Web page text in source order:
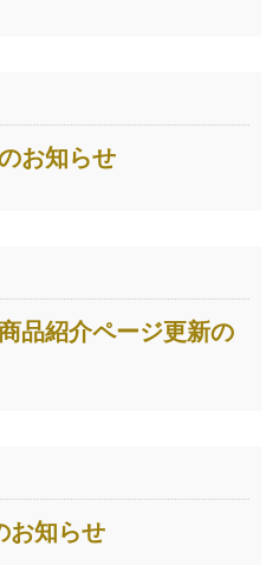
お知らせ
品紹介ページ更新の
お知らせ